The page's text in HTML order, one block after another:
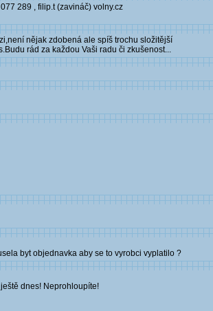
289 , filip.t (zavináč) volny.cz
nějak zdobená ale spíš trochu složitější
rád za každou Vaši radu či zkušenost...
byt objednavka aby se to vyrobci vyplatilo ?
dnes! Neprohloupíte!